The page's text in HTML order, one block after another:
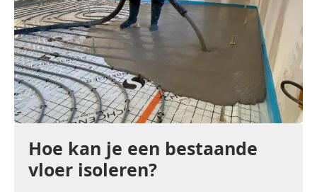
Hoe kan je een bestaande
vloer isoleren?